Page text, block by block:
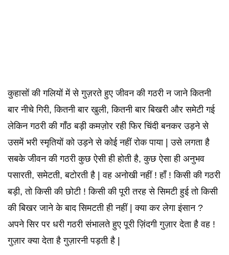
कुहासों की गलियों में से गुज़रते हुए जीवन की गठरी न जाने कितनी
बार नीचे गिरी, कितनी बार खुली, कितनी बार बिखरी और समेटी गई
लेकिन गठरी की गाँठ बड़ी कमज़ोर रही फिर चिंदी बनकर उड़ने से
उसमें भरी स्मृतियों को उड़ने से कोई नहीं रोक पाया | उसे लगता है
सबके जीवन की गठरी कुछ ऐसी ही होती है, कुछ ऐसा ही अनुभव
पसारती, समेटती, बटोरती है | वह अनोखी नहीं ! हाँ ! किसी की गठरी
बड़ी, तो किसी की छोटी ! किसी की पूरी तरह से सिमटी हुई तो किसी
की बिखर जाने के बाद सिमटती ही नहीं | क्या कर लेगा इंसान ?
अपने सिर पर धरी गठरी संभालते हुए पूरी ज़िंदगी गुज़ार देता है वह !
गुज़ार क्या देता है गुज़ारनी पड़ती है |